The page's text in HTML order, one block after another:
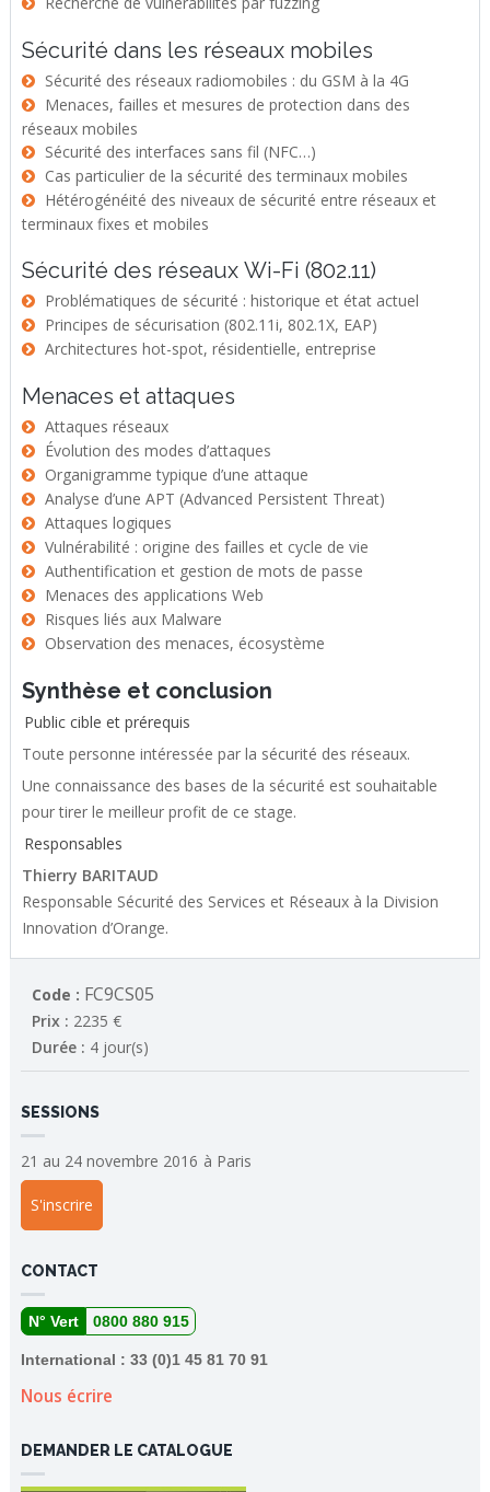
Sécurité dans les réseaux mobiles
Sécurité des réseaux radiomobiles : du GSM à la 4G
réseaux mobiles
Sécurité des interfaces sans fil (NFC…)
Cas particulier de la sécurité des terminaux mobiles
terminaux fixes et mobiles
Sécurité des réseaux Wi-Fi (802.11)
Problématiques de sécurité : historique et état actuel
Principes de sécurisation (802.11i, 802.1X, EAP)
Architectures hot-spot, résidentielle, entreprise
Menaces et attaques
Attaques réseaux
Évolution des modes d’attaques
Organigramme typique d’une attaque
Analyse d’une APT (Advanced Persistent Threat)
Attaques logiques
Vulnérabilité : origine des failles et cycle de vie
Authentification et gestion de mots de passe
Menaces des applications Web
Risques liés aux Malware
Observation des menaces, écosystème
Synthèse et conclusion
Public cible et prérequis
Toute personne intéressée par la sécurité des réseaux.
Une connaissance des bases de la sécurité est souhaitable
pour tirer le meilleur profit de ce stage.
Responsables
Thierry BARITAUD
Responsable Sécurité des Services et Réseaux à la Division
Innovation d’Orange.
Code : FC9CS05
Prix : 2235 €
Durée : 4 jour(s)
SESSIONS
21 au 24 novembre 2016 à Paris
S'inscrire
CONTACT
N° Vert 0800 880 915
International : 33 (0)1 45 81 70 91
Nous écrire
DEMANDER LE CATALOGUE